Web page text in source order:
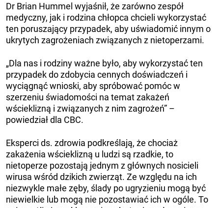
Dr Brian Hummel wyjaśnił, że zarówno zespół
medyczny, jak i rodzina chłopca chcieli wykorzystać
ten poruszający przypadek, aby uświadomić innym o
ukrytych zagrożeniach związanych z nietoperzami.
„Dla nas i rodziny ważne było, aby wykorzystać ten
przypadek do zdobycia cennych doświadczeń i
wyciągnąć wnioski, aby spróbować pomóc w
szerzeniu świadomości na temat zakażeń
wścieklizną i związanych z nim zagrożeń” –
powiedział dla CBC.
Eksperci ds. zdrowia podkreślają, że chociaż
zakażenia wścieklizną u ludzi są rzadkie, to
nietoperze pozostają jednym z głównych nosicieli
wirusa wśród dzikich zwierząt. Ze względu na ich
niezwykle małe zęby, ślady po ugryzieniu mogą być
niewielkie lub mogą nie pozostawiać ich w ogóle. To